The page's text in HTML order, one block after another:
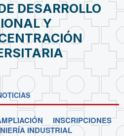
DESARROLLO
Y
INSCRIPCIONES
INDUSTRIAL